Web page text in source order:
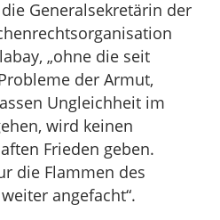
Generalsekretärin der
„ohne die seit
der Armut,
Ungleichheit im
wird keinen
Frieden geben.
die Flammen des
angefacht“.